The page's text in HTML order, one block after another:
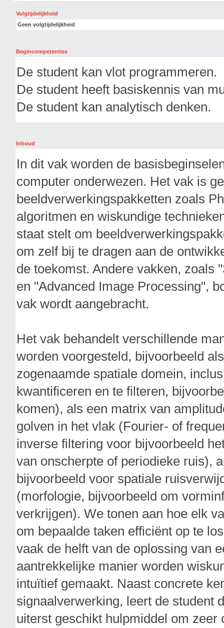
Volgtijdelijkheid
Geen volgtijdelijkheid
Begincompetenties
De student kan vlot programmeren.
De student heeft basiskennis van
De student kan analytisch denken.
Inhoud
In dit vak worden de
computer onderwezen. Het vak is
beeldverwerkingspakketten zoals
algoritmen en wiskundige
staat stelt om
om zelf bij te dragen aan de
de toekomst. Andere vakken, zoals
en "Advanced Image Processing",
vak wordt aangebracht.
Het vak behandelt verschillende
worden voorgesteld, bijvoorbeeld
zogenaamde spatiale domein,
kwantificeren en te filteren,
komen), als een matrix van
golven in het vlak (Fourier- of
inverse filtering voor bijvoorbeeld
van onscherpte of periodieke ruis),
bijvoorbeeld voor spatiale
(morfologie, bijvoorbeeld om
verkrijgen). We tonen aan hoe elk
om bepaalde taken efficiënt op te
vaak de helft van de oplossing van
aantrekkelijke manier worden
intuïtief gemaakt. Naast concrete
signaalverwerking, leert de student
uiterst geschikt hulpmiddel om